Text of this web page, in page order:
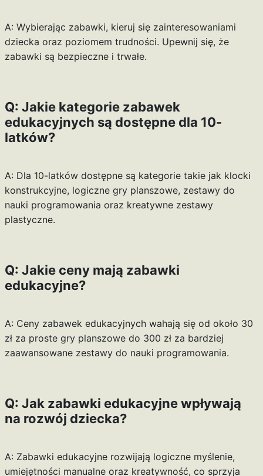
A: Wybierając zabawki, kieruj się zainteresowaniami
dziecka oraz poziomem trudności. Upewnij się, że
zabawki są bezpieczne i trwałe.
Q: Jakie kategorie zabawek
edukacyjnych są dostępne dla 10-
latków?
A: Dla 10-latków dostępne są kategorie takie jak klocki
konstrukcyjne, logiczne gry planszowe, zestawy do
nauki programowania oraz kreatywne zestawy
plastyczne.
Q: Jakie ceny mają zabawki
edukacyjne?
A: Ceny zabawek edukacyjnych wahają się od około 30
zł za proste gry planszowe do 300 zł za bardziej
zaawansowane zestawy do nauki programowania.
Q: Jak zabawki edukacyjne wpływają
na rozwój dziecka?
A: Zabawki edukacyjne rozwijają logiczne myślenie,
umiejętności manualne oraz kreatywność, co sprzyja